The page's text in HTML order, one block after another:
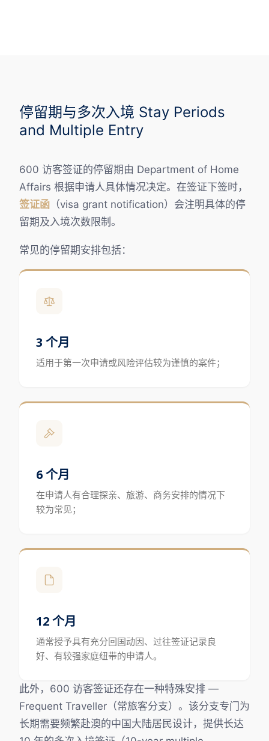
停留期与多次入境 Stay Periods
and Multiple Entry
600 访客签证的停留期由 Department of Home
Affairs 根据申请人具体情况决定。在签证下签时，
签证函 （visa grant notification）会注明具体的停
留期及入境次数限制。
常见的停留期安排包括：
3 个月
适用于第一次申请或风险评估较为谨慎的案件；
6 个月
在申请人有合理探亲、旅游、商务安排的情况下
较为常见；
12 个月
通常授予具有充分回国动因、过往签证记录良
好、有较强家庭纽带的申请人。
此外，600 访客签证还存在一种特殊安排 —
Frequent Traveller（常旅客分支）。该分支专门为
长期需要频繁赴澳的中国大陆居民设计，提供长达